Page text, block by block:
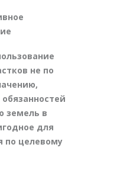
не по
земель в
для
по целевому